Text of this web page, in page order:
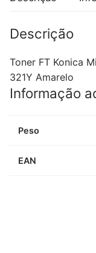
Descrição
Toner FT Konica
321Y Amarelo
Informação
Peso
EAN